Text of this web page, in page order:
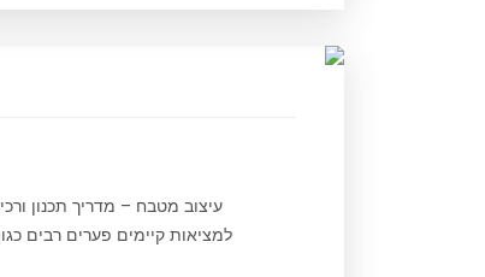
עיצוב מטבח – מדריך תכנון
למציאות קיימים פערים רבים